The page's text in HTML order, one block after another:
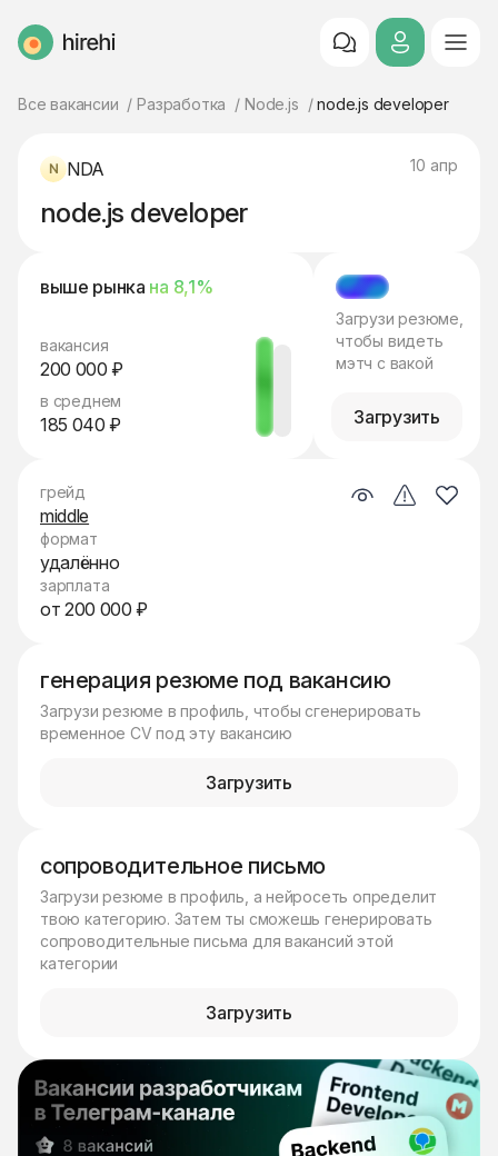
HireHi
Все вакансии Разработка Node.js node.js developer
NDA 10 апр
node.js developer
выше рынка на 8,1%
вакансия
200 000 ₽
в среднем
185 040 ₽
МЭТЧ
Загрузи резюме,
чтобы видеть
мэтч с вакой
Загрузить
генерация резюме под вакансию
Загрузи резюме в профиль, чтобы сгенерировать
временное CV под эту вакансию
Загрузить
сопроводительное письмо
Загрузи резюме в профиль, а нейросеть определит
твою категорию. Затем ты сможешь генерировать
сопроводительные письма для вакансий этой
категории
Загрузить
грейд
middle
формат
удалённо
зарплата
от 200 000 ₽